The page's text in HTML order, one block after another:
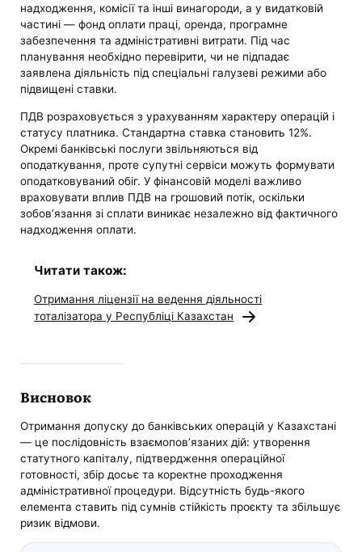
надходження, комісії та інші винагороди, а у видатковій
частині — фонд оплати праці, оренда, програмне
забезпечення та адміністративні витрати. Під час
планування необхідно перевірити, чи не підпадає
заявлена діяльність під спеціальні галузеві режими або
підвищені ставки.
ПДВ розраховується з урахуванням характеру операцій і
статусу платника. Стандартна ставка становить 12%.
Окремі банківські послуги звільняються від
оподаткування, проте супутні сервіси можуть формувати
оподатковуваний обіг. У фінансовій моделі важливо
враховувати вплив ПДВ на грошовий потік, оскільки
зобов’язання зі сплати виникає незалежно від фактичного
надходження оплати.
Читати також:
Отримання ліцензії на ведення діяльності
тоталізатора у Республіці Казахстан
Висновок
Отримання допуску до банківських операцій у Казахстані
— це послідовність взаємопов’язаних дій: утворення
статутного капіталу, підтвердження операційної
готовності, збір досьє та коректне проходження
адміністративної процедури. Відсутність будь-якого
елемента ставить під сумнів стійкість проєкту та збільшує
ризик відмови.